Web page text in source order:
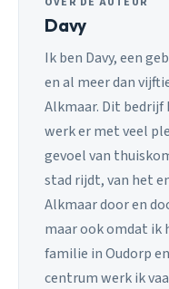
Davy
Ik ben Davy, een
en al meer dan
Alkmaar. Dit bedrijf
werk er met veel
gevoel van
stad rijdt, van het
Alkmaar door en
maar ook omdat ik
familie in Oudorp
centrum werk ik